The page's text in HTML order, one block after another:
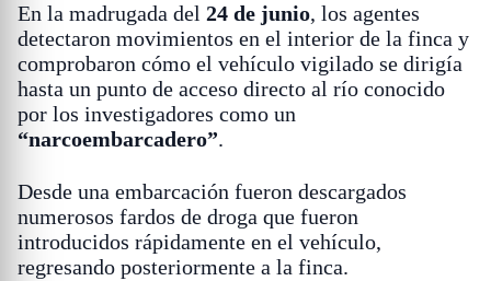
En la madrugada del 24 de junio, los agentes
detectaron movimientos en el interior de la finca y
comprobaron cómo el vehículo vigilado se dirigía
hasta un punto de acceso directo al río conocido
por los investigadores como un
“narcoembarcadero”.
Desde una embarcación fueron descargados
numerosos fardos de droga que fueron
introducidos rápidamente en el vehículo,
regresando posteriormente a la finca.